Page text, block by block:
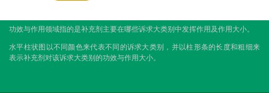
功效与作用领域指的是补充剂主要在哪些诉求大类别中发挥作用及作用大小。
水平柱状图以不同颜色来代表不同的诉求大类别，并以柱形条的长度和粗细来
表示补充剂对该诉求大类别的功效与作用大小。